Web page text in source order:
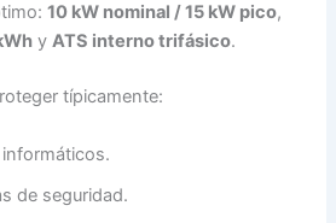
10 kW nominal / 15 kW pico,
yATS interno trifásico.
típicamente:
de seguridad.